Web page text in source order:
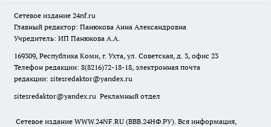
Сетевое издание 24nf.ru
Главный редактор: Панюкова Анна Александровна
Учредитель: ИП Панюкова А.А.
169309, Республика Коми, г. Ухта, ул. Советская, д. 3, офис 23
Телефон редакции: 8(8216)72-18-18, электронная почта
редакции: sitesredaktor@yandex.ru
sitesredaktor@yandex.ru Рекламный отдел
Сетевое издание WWW.24NF.RU (ВВВ.24НФ.РУ). Вся информация,